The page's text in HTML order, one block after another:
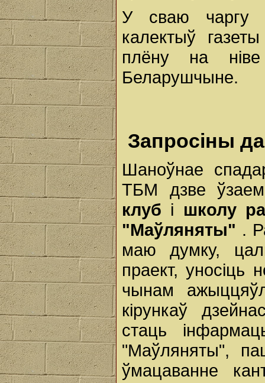
У сваю чаргу
калектыў
плёну на
Беларушчыне.
Запросіны
Шаноўнае
ТБМ дзве
клуб і школу
"Маўляняты" .
маю думку,
праект, уносіць
чынам
кірункаў
стаць
"Маўляняты",
ўмацаванне